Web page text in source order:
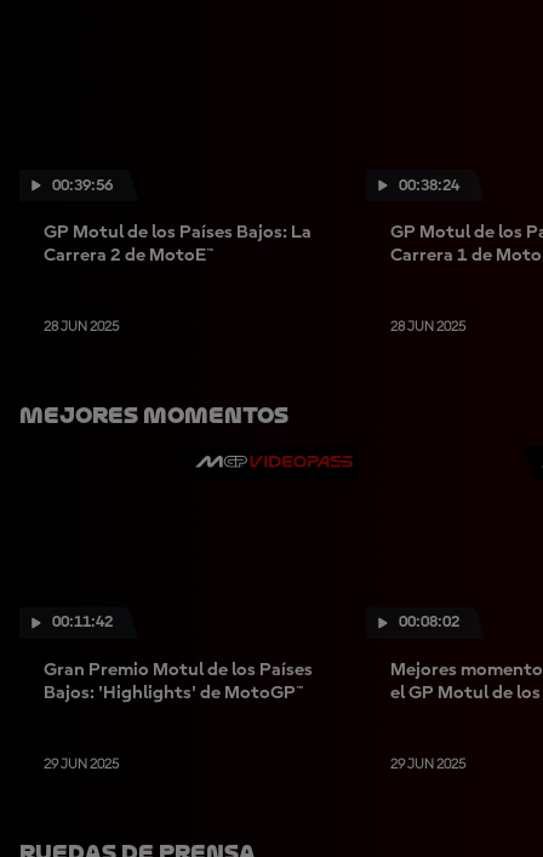
00:39:56
GP Motul de los Países Bajos: La
Carrera 2 de MotoE™
28 JUN 2025
00:38:24
GP Motul de los
Carrera 1 de
28 JUN 2025
Mejores Momentos
00:11:42
Gran Premio Motul de los Países
Bajos: 'Highlights' de MotoGP™
29 JUN 2025
00:08:02
Mejores
el GP Motul de
29 JUN 2025